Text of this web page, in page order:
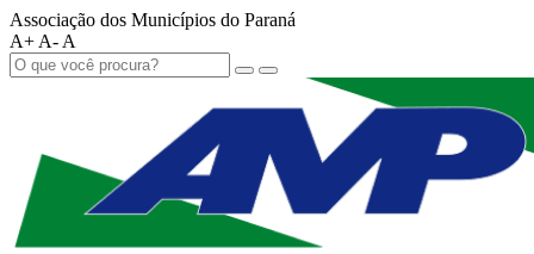
Associação dos Municípios do Paraná
A+ A- A